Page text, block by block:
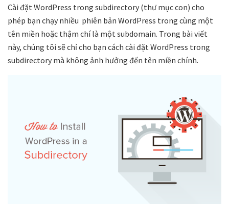
Cài đặt WordPress trong subdirectory (thư mục con) cho
phép bạn chạy nhiều phiên bản WordPress trong cùng một
tên miền hoặc thậm chí là một subdomain. Trong bài viết
này, chúng tôi sẽ chỉ cho bạn cách cài đặt WordPress trong
subdirectory mà không ảnh hưởng đến tên miền chính.